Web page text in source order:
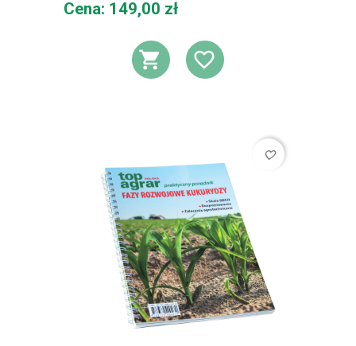
Cena
Cena: 149,00 zł
DODAJ DO
DODAJ DO
favorite_border